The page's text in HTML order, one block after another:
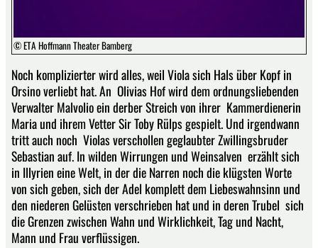
© ETA Hoffmann Theater Bamberg
Noch komplizierter wird alles, weil Viola sich Hals über Kopf in
Orsino verliebt hat. An Olivias Hof wird dem ordnungsliebenden
Verwalter Malvolio ein derber Streich von ihrer Kammerdienerin
Maria und ihrem Vetter Sir Toby Rülps gespielt. Und irgendwann
tritt auch noch Violas verschollen geglaubter Zwillingsbruder
Sebastian auf. In wilden Wirrungen und Weinsalven erzählt sich
in Illyrien eine Welt, in der die Narren noch die klügsten Worte
von sich geben, sich der Adel komplett dem Liebeswahnsinn und
den niederen Gelüsten verschrieben hat und in deren Trubel sich
die Grenzen zwischen Wahn und Wirklichkeit, Tag und Nacht,
Mann und Frau verflüssigen.